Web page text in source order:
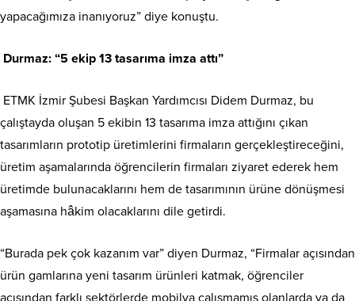
yapacağımıza inanıyoruz” diye konuştu.
Durmaz: “5 ekip 13 tasarıma imza attı”
ETMK İzmir Şubesi Başkan Yardımcısı Didem Durmaz, bu
çalıştayda oluşan 5 ekibin 13 tasarıma imza attığını çıkan
tasarımların prototip üretimlerini firmaların gerçekleştireceğini,
üretim aşamalarında öğrencilerin firmaları ziyaret ederek hem
üretimde bulunacaklarını hem de tasarımının ürüne dönüşmesi
aşamasına hâkim olacaklarını dile getirdi.
“Burada pek çok kazanım var” diyen Durmaz, “Firmalar açısından
ürün gamlarına yeni tasarım ürünleri katmak, öğrenciler